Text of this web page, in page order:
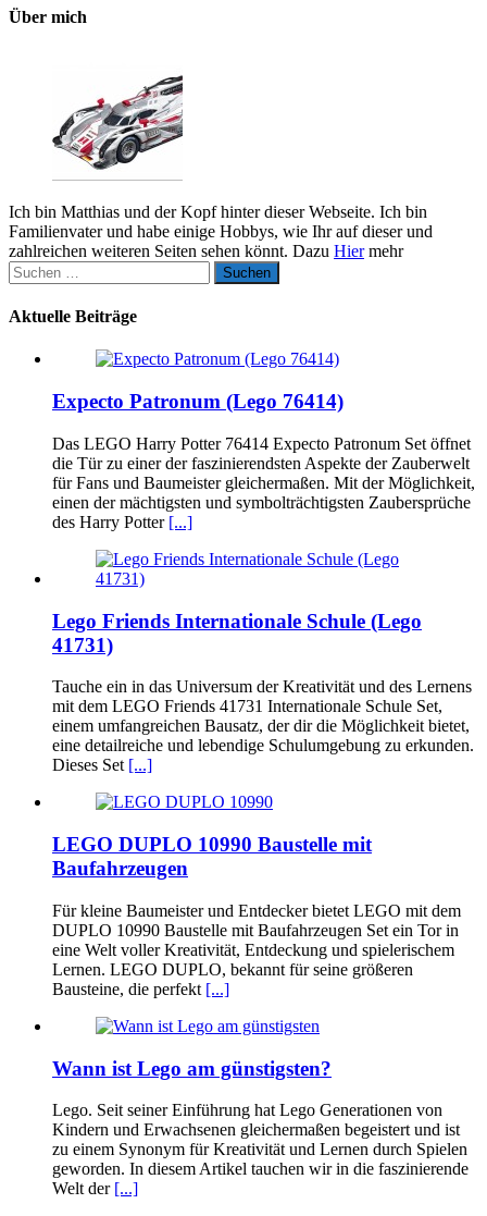
Über mich
Ich bin Matthias und der Kopf hinter dieser Webseite. Ich bin
Familienvater und habe einige Hobbys, wie Ihr auf dieser und
zahlreichen weiteren Seiten sehen könnt. Dazu Hiermehr
Suchen
nach:
Aktuelle Beiträge
Expecto Patronum (Lego 76414)
Das LEGO Harry Potter 76414 Expecto Patronum Set öffnet
die Tür zu einer der faszinierendsten Aspekte der Zauberwelt
für Fans und Baumeister gleichermaßen. Mit der Möglichkeit,
einen der mächtigsten und symbolträchtigsten Zaubersprüche
des Harry Potter [...]
Lego Friends Internationale Schule (Lego
41731)
Tauche ein in das Universum der Kreativität und des Lernens
mit dem LEGO Friends 41731 Internationale Schule Set,
einem umfangreichen Bausatz, der dir die Möglichkeit bietet,
eine detailreiche und lebendige Schulumgebung zu erkunden.
Dieses Set [...]
LEGO DUPLO 10990 Baustelle mit
Baufahrzeugen
Für kleine Baumeister und Entdecker bietet LEGO mit dem
DUPLO 10990 Baustelle mit Baufahrzeugen Set ein Tor in
eine Welt voller Kreativität, Entdeckung und spielerischem
Lernen. LEGO DUPLO, bekannt für seine größeren
Bausteine, die perfekt [...]
Wann ist Lego am günstigsten?
Lego. Seit seiner Einführung hat Lego Generationen von
Kindern und Erwachsenen gleichermaßen begeistert und ist
zu einem Synonym für Kreativität und Lernen durch Spielen
geworden. In diesem Artikel tauchen wir in die faszinierende
Welt der [...]